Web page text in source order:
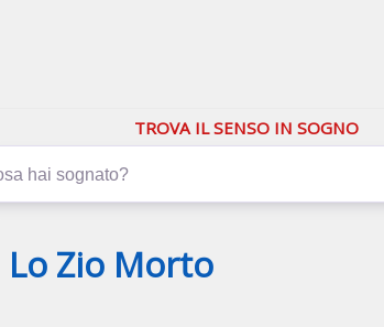
TROVA IL SENSO IN SOGNO
Lo Zio Morto